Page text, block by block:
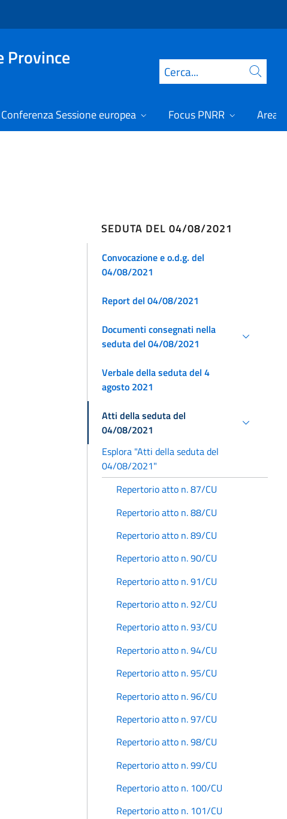
Province
Cerca
Conferenza Sessione europea Focus PNRR Area
SEDUTA DEL 04/08/2021
Convocazione e o.d.g. del
04/08/2021
Report del 04/08/2021
Documenti consegnati nella
seduta del 04/08/2021
Verbale della seduta del 4
agosto 2021
Atti della seduta del
04/08/2021
Esplora "Atti della seduta del
04/08/2021"
Repertorio atto n. 87/CU
Repertorio atto n. 88/CU
Repertorio atto n. 89/CU
Repertorio atto n. 90/CU
Repertorio atto n. 91/CU
Repertorio atto n. 92/CU
Repertorio atto n. 93/CU
Repertorio atto n. 94/CU
Repertorio atto n. 95/CU
Repertorio atto n. 96/CU
Repertorio atto n. 97/CU
Repertorio atto n. 98/CU
Repertorio atto n. 99/CU
Repertorio atto n. 100/CU
Repertorio atto n. 101/CU